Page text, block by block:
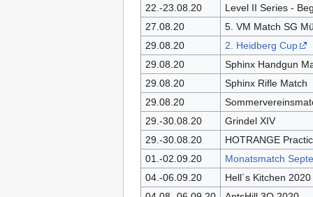
22.-23.08.20
Level II Series -
27.08.20
5. VM Match SG
29.08.20
2. Heidberg Cup
29.08.20
Sphinx Handgun
29.08.20
Sphinx Rifle Match
29.08.20
29.-30.08.20
Grindel XIV
29.-30.08.20
HOTRANGE
01.-02.09.20
Monatsmatch
04.-06.09.20
Hell´s Kitchen 2020